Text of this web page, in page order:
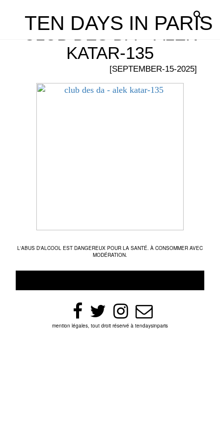
TEN DAYS IN PARIS
CLUB DES DA – ALEK
KATAR-135
[SEPTEMBER-15-2025]
L'ABUS D'ALCOOL EST DANGEREUX POUR LA SANTÉ. À CONSOMMER AVEC
MODÉRATION.
mention légales, tout droit réservé à tendaysinparis